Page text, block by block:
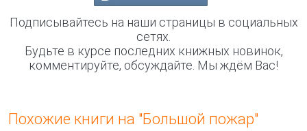
Подписывайтесь на наши страницы в социальных
сетях.
Будьте в курсе последних книжных новинок,
комментируйте, обсуждайте. Мы ждём Вас!
Похожие книги на "Большой пожар"